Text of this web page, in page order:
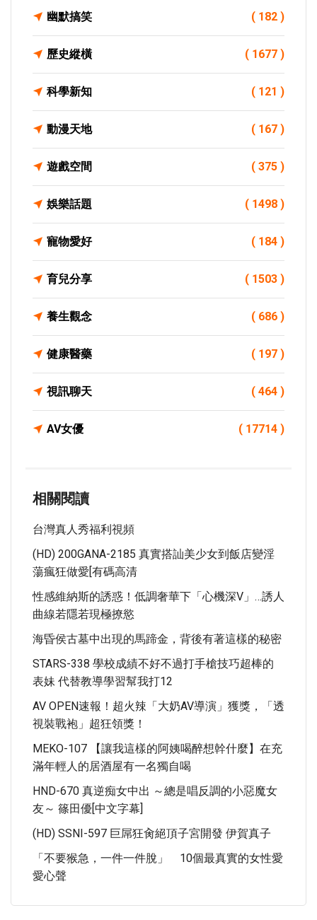
幽默搞笑 ( 182 )
歷史縱橫 ( 1677 )
科學新知 ( 121 )
動漫天地 ( 167 )
遊戲空間 ( 375 )
娛樂話題 ( 1498 )
寵物愛好 ( 184 )
育兒分享 ( 1503 )
養生觀念 ( 686 )
健康醫藥 ( 197 )
視訊聊天 ( 464 )
AV女優 ( 17714 )
相關閱讀
台灣真人秀福利視頻
(HD) 200GANA-2185 真實搭訕美少女到飯店變淫
蕩瘋狂做愛[有碼高清
性感維納斯的誘惑！低調奢華下「心機深V」…誘人
曲線若隱若現極撩慾
海昏侯古墓中出現的馬蹄金，背後有著這樣的秘密
STARS-338 學校成績不好不過打手槍技巧超棒的
表妹 代替教導學習幫我打12
AV OPEN速報！超火辣「大奶AV導演」獲獎，「透
視裝戰袍」超狂領獎！
MEKO-107 【讓我這樣的阿姨喝醉想幹什麼】在充
滿年輕人的居酒屋有一名獨自喝
HND-670 真逆痴女中出 ～總是唱反調的小惡魔女
友～ 篠田優[中文字幕]
(HD) SSNI-597 巨屌狂肏絕頂子宮開發 伊賀真子
「不要猴急，一件一件脫」 10個最真實的女性愛
愛心聲